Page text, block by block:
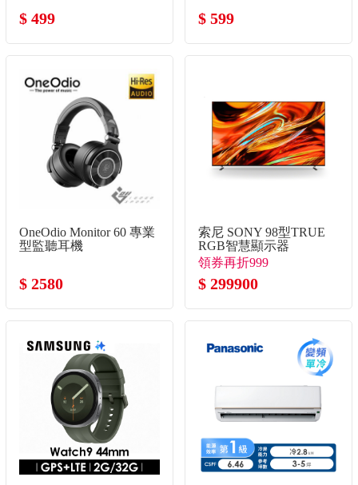
$ 499 $ 599
OneOdio Monitor 60 專業
型監聽耳機
$ 2580
索尼 SONY 98型TRUE
RGB智慧顯示器
領券再折999
$ 299900